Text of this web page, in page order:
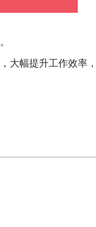
，大幅提升工作效率